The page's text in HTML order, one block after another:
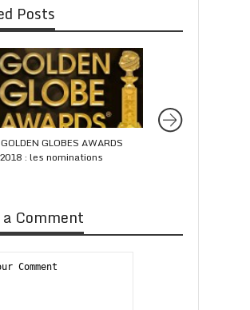
Posts
GOLDEN GLOBES AWARDS
2018 : les nominations
a Comment